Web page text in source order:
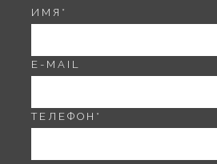
ИМЯ *
E-MAIL
ТЕЛЕФОН *